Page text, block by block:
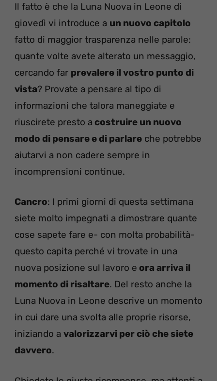
Il fatto è che la Luna Nuova in Leone di
giovedì vi introduce a un nuovo capitolo
fatto di maggior trasparenza nelle parole:
quante volte avete alterato un messaggio,
cercando far prevalere il vostro punto di
vista? Provate a pensare al tipo di
informazioni che talora maneggiate e
riuscirete presto a costruire un nuovo
modo di pensare e di parlare che potrebbe
aiutarvi a non cadere sempre in
incomprensioni continue.
Cancro: I primi giorni di questa settimana
siete molto impegnati a dimostrare quante
cose sapete fare e- con molta probabilità-
questo capita perché vi trovate in una
nuova posizione sul lavoro e ora arriva il
momento di risaltare. Del resto anche la
Luna Nuova in Leone descrive un momento
in cui dare una svolta alle proprie risorse,
iniziando a valorizzarvi per ciò che siete
davvero.